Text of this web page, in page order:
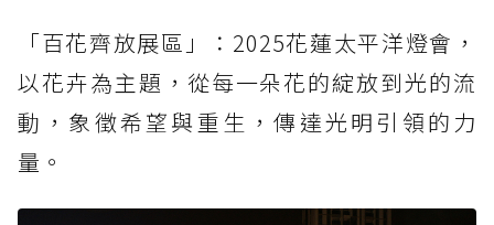
「百花齊放展區」：2025花蓮太平洋燈會，
以花卉為主題，從每一朵花的綻放到光的流
動，象徵希望與重生，傳達光明引領的力
量。